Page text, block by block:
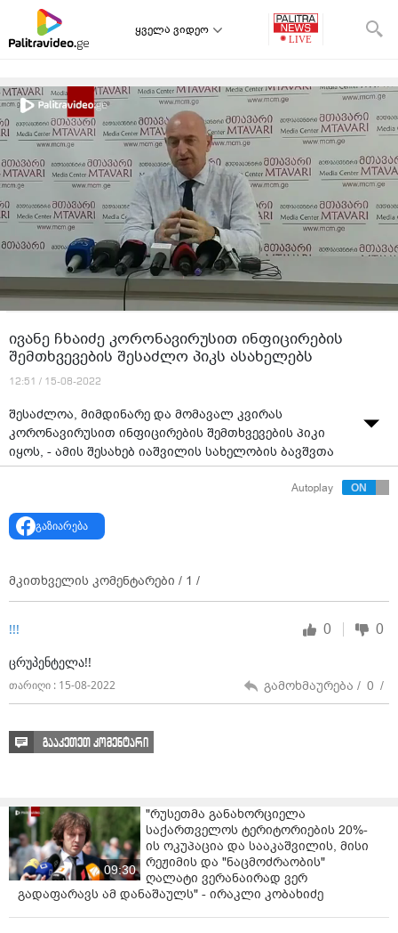
ყველა ვიდეო
ივანე ჩხაიძე კორონავირუსით ინფიცირების
შემთხვევების შესაძლო პიკს ასახელებს
12:51 / 15-08-2022
შესაძლოა, მიმდინარე და მომავალ კვირას
კორონავირუსით ინფიცირების შემთხვევების პიკი
იყოს, - ამის შესახებ იაშვილის სახელობის ბავშვთა
ცენტრალური საავადმყოფოს სამედიცინო
დირექტორმა, თსსუ-ის პროფესორმა ივანე ჩხაიძემ
განაცხადა.
აგვისტოს ბოლოს და სექტემბრის დასაწყისში
შემცირდეს ინფიცირების შემთხვევები.
Autoplay
გაზიარება
მკითხველის კომენტარები / 1 /
!!! 0 0
ცრუპენტელა!!
თარიღი : 15-08-2022 გამოხმაურება / 0 /
გააკეთეთ კომენტარი
09:30
"რუსეთმა განახორციელა
საქართველოს ტერიტორიების 20%-
ის ოკუპაცია და სააკაშვილის, მისი
რეჟიმის და "ნაცმოძრაობის"
ღალატი ვერანაირად ვერ
გადაფარავს ამ დანაშაულს" - ირაკლი კობახიძე